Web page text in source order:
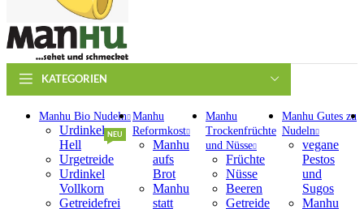
KATEGORIEN
Manhu Bio Nudeln
Urdinkel
Hell
Urgetreide
Urdinkel
Vollkorn
Getreidefrei
NEU
Manhu
Reformkost
Manhu
aufs
Brot
Manhu
statt
Manhu
Trockenfrüchte
und Nüsse
Früchte
Nüsse
Beeren
Getreide
Manhu Gutes zu
Nudeln
vegane
Pestos
und
Sugos
Manhu